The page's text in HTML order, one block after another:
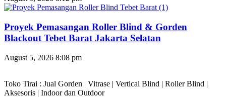
Proyek Pemasangan Roller Blind & Gorden
Blackout Tebet Barat Jakarta Selatan
August 5, 2026 8:08 pm
Toko Tirai : Jual Gorden | Vitrase | Vertical Blind | Roller Blind |
Aksesoris | Indoor dan Outdoor